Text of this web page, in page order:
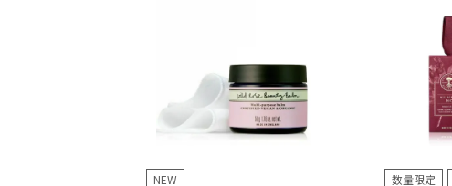
NEW 数量限定